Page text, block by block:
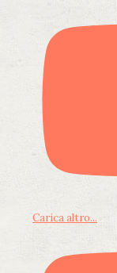
Carica altro...